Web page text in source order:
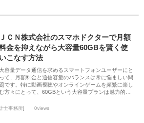
ＪＣＮ株式会社のスマホドクターで月額
金を抑えながら大容量60GBを賢く使
いこなす方法
容量データ通信を求めるスマートフォンユーザーにと
って、月額料金と通信容量のバランスは常に悩ましい問
題です。特に動画視聴やオンラインゲームを頻繁に楽し
方々にとって、60GBという大容量プランは魅力的…
士事務所] 0views